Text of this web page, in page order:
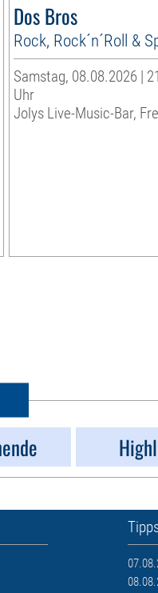
Dos Bros
Rock, Rock´n´Roll &
Samstag, 08.08.2026 |
Uhr
Jolys Live-Music-Bar,